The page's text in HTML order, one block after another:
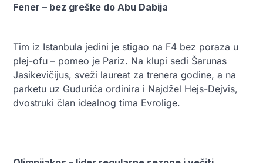
Fener – bez greške do Abu Dabija
Tim iz Istanbula jedini je stigao na F4 bez poraza u
plej-ofu – pomeo je Pariz. Na klupi sedi Šarunas
Jasikevičijus, sveži laureat za trenera godine, a na
parketu uz Gudurića ordinira i Najdžel Hejs-Dejvis,
dvostruki član idealnog tima Evrolige.